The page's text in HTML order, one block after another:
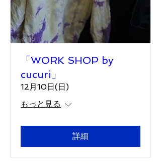
「WORK SHOP by
cucuri」
12月10日(日)
もっと見る
詳細